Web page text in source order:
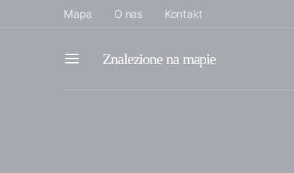
Mapa O nas Kontakt
Znalezione na mapie